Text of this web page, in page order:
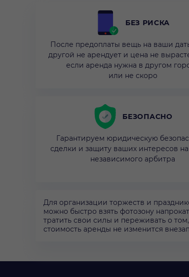
БЕЗ РИСКА
После предоплаты вещь на ваши
другой не арендует и цена не
если аренда нужна в другом
или не скоро
БЕЗОПАСНО
Гарантируем юридическую
сделки и защиту ваших интересов
независимого арбитра
Для организации торжеств и
можно быстро взять фотозону
тратить свои силы и переживать о
стоимость аренды не изменится